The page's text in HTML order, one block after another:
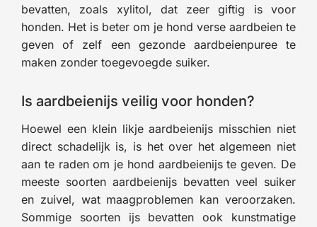
bevatten, zoals xylitol, dat zeer giftig is voor
honden. Het is beter om je hond verse aardbeien te
geven of zelf een gezonde aardbeienpuree te
maken zonder toegevoegde suiker.
Is aardbeienijs veilig voor honden?
Hoewel een klein likje aardbeienijs misschien niet
direct schadelijk is, is het over het algemeen niet
aan te raden om je hond aardbeienijs te geven. De
meeste soorten aardbeienijs bevatten veel suiker
en zuivel, wat maagproblemen kan veroorzaken.
Sommige soorten ijs bevatten ook kunstmatige